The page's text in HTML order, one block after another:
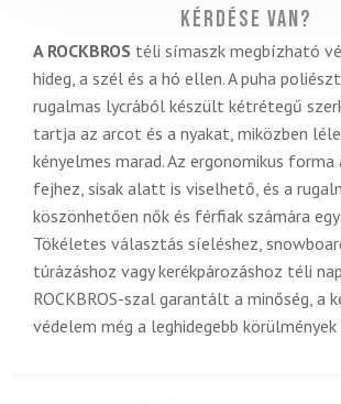
Kérdése van?
A ROCKBROS téli símaszk megbízható
hideg, a szél és a hó ellen. A puha
rugalmas lycrából készült kétrétegű
tartja az arcot és a nyakat, miközben
kényelmes marad. Az ergonomikus
fejhez, sisak alatt is viselhető, és a
köszönhetően nők és férfiak számára
Tökéletes választás síeléshez,
túrázáshoz vagy kerékpározáshoz téli
ROCKBROS-szal garantált a minőség, a
védelem még a leghidegebb